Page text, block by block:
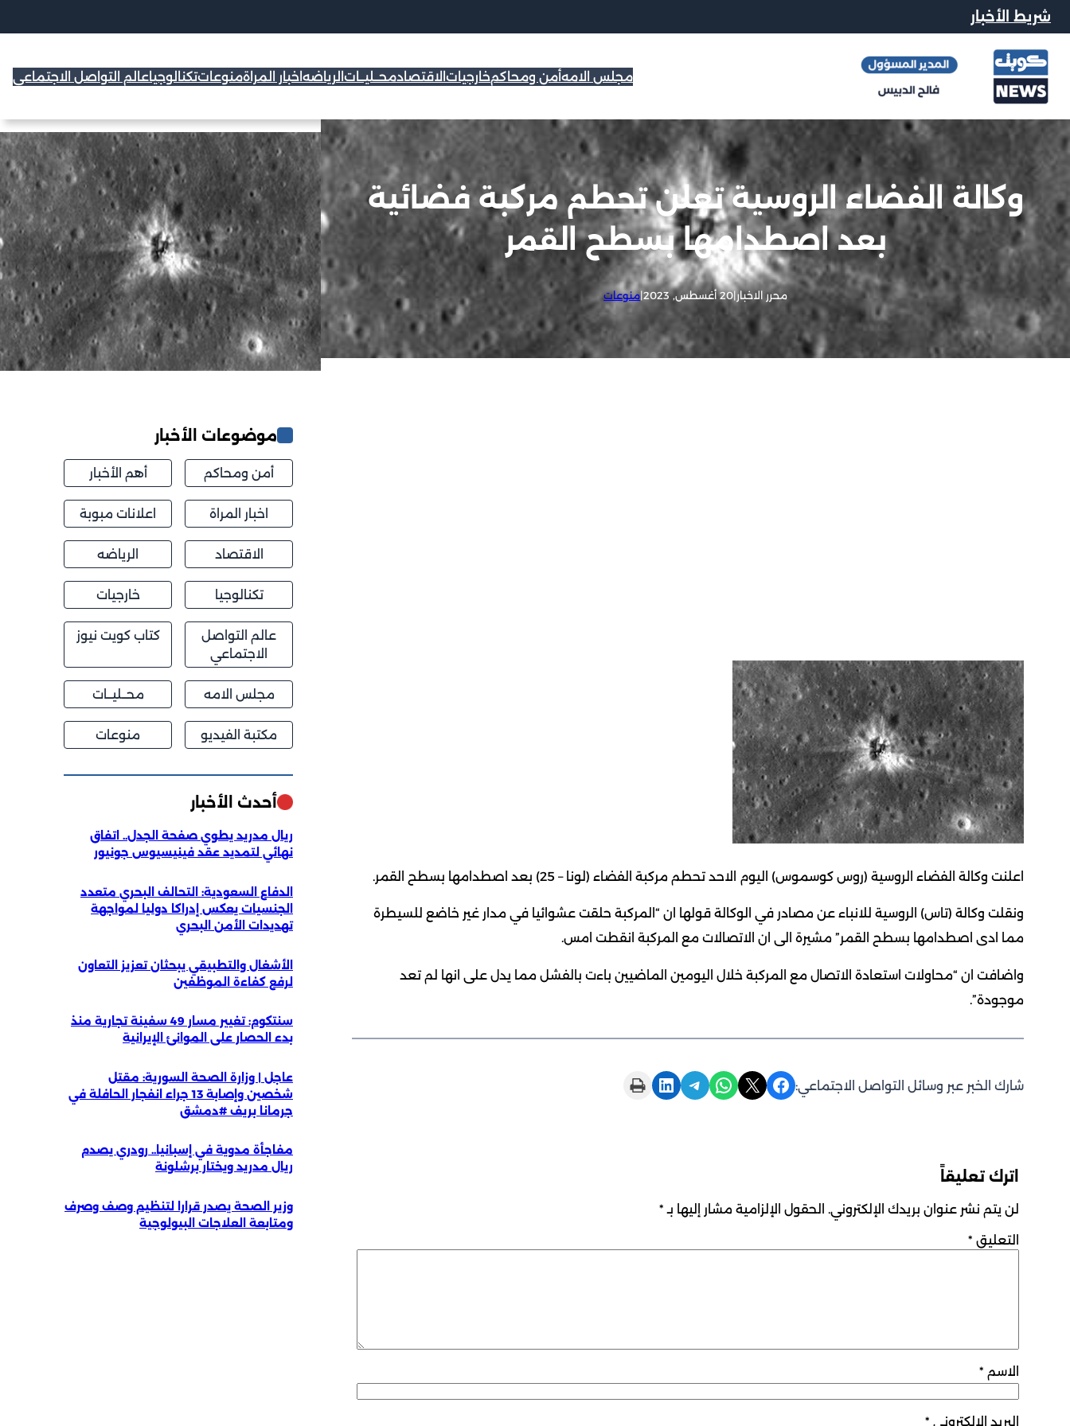
شريط الأخبار
مجلس الامهأمن ومحاكمخارجيات الاقتصادمحــليــات الرياضه اخبار المراةمنوعاتتكنالوجياعالم التواصل الاجتماعي
وكالة الفضاء الروسية تعلن تحطم مركبة فضائية
بعد اصطدامها بسطح القمر
محرر الاخبار|20 أغسطس, 2023 |منوعات
اعلنت وكالة الفضاء الروسية (روس كوسموس) اليوم الاحد تحطم مركبة الفضاء (لونا – 25) بعد اصطدامها بسطح القمر.
ونقلت وكالة (تاس) الروسية للانباء عن مصادر في الوكالة قولها ان “المركبة حلقت عشوائيا في مدار غير خاضع للسيطرة
مما ادى اصطدامها بسطح القمر” مشيرة الى ان الاتصالات مع المركبة انقطت امس.
واضافت ان “محاولات استعادة الاتصال مع المركبة خلال اليومين الماضيين باءت بالفشل مما يدل على انها لم تعد
موجودة”.
شارك الخبر عبر وسائل التواصل الاجتماعي: Share on Facebook
Share on X
Share on WhatsApp
Share on Telegram
Share on LinkedIn
Print this Page
اترك تعليقاً
لن يتم نشر عنوان بريدك الإلكتروني. الحقول الإلزامية مشار إليها بـ *
التعليق *
الاسم *
البريد الإلكتروني *
موضوعات الأخبار
أمن ومحاكم أهم الأخبار
اخبار المراة اعلانات مبوبة
الاقتصاد الرياضه
تكنالوجيا خارجيات
عالم التواصل
الاجتماعي
كتاب كويت نيوز
مجلس الامه محــليــات
مكتبة الفيديو منوعات
أحدث الأخبار
ريال مدريد يطوي صفحة الجدل.. اتفاق
نهائي لتمديد عقد فينيسيوس جونيور
الدفاع السعودية: التحالف البحري متعدد
الجنسيات يعكس إدراكا دوليا لمواجهة
تهديدات الأمن البحري
الأشغال والتطبيقي يبحثان تعزيز التعاون
لرفع كفاءة الموظفين
سنتكوم: تغيير مسار 49 سفينة تجارية منذ
بدء الحصار على الموانئ الإيرانية
عاجل | وزارة الصحة السورية: مقتل
شخصين وإصابة 13 جراء انفجار الحافلة في
جرمانا بريف #دمشق
مفاجأة مدوية في إسبانيا.. رودري يصدم
ريال مدريد ويختار برشلونة
وزير الصحة يصدر قرارا لتنظيم وصف وصرف
ومتابعة العلاجات البيولوجية